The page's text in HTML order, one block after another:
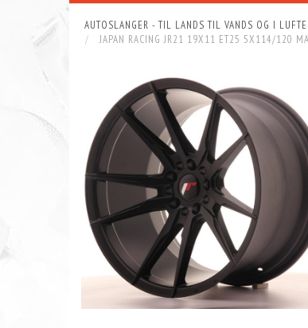
AUTOSLANGER - TIL LANDS TIL VANDS OG I
JAPAN RACING JR21 19X11 ET25 5X114/120